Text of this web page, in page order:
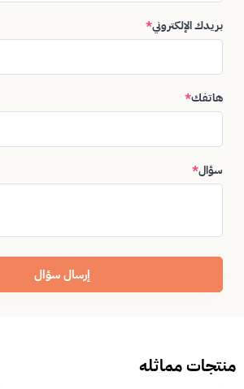
بريدك الإلكتروني*
هاتفك*
سؤال*
إرسال سؤال
منتجات مماثله